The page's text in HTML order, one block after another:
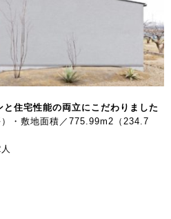
と 住宅性能の両立にこだわりました
・敷地面積／775.99m2（234.7